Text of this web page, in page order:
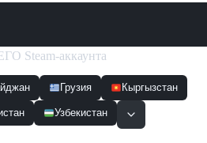
Steam-аккаунта
Грузия Кыргызстан
Узбекистан